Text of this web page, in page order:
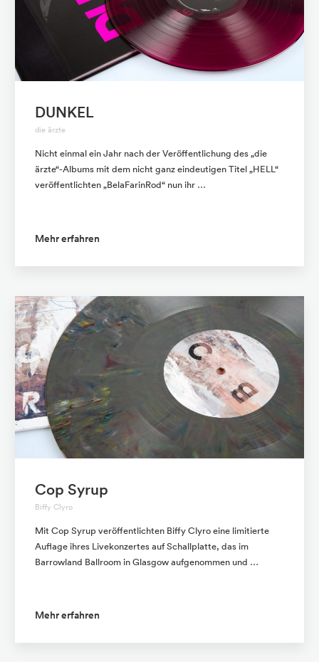
DUNKEL
die ärzte
Nicht einmal ein Jahr nach der Veröffentlichung des „die
ärzte“-Albums mit dem nicht ganz eindeutigen Titel „HELL“
veröffentlichten „BelaFarinRod“ nun ihr …
Mehr erfahren
Cop Syrup
Biffy Clyro
Mit Cop Syrup veröffentlichten Biffy Clyro eine limitierte
Auflage ihres Livekonzertes auf Schallplatte, das im
Barrowland Ballroom in Glasgow aufgenommen und …
Mehr erfahren